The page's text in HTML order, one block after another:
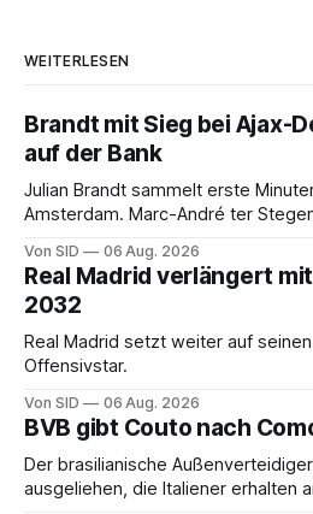
WEITERLESEN
Brandt mit Sieg bei Ajax-
auf der Bank
Julian Brandt sammelt erste
Amsterdam. Marc-André ter
Von SID 06 Aug. 2026
Real Madrid verlängert
2032
Real Madrid setzt weiter auf
Offensivstar.
Von SID 06 Aug. 2026
BVB gibt Couto nach
Der brasilianische
ausgeliehen, die Italiener erhalten